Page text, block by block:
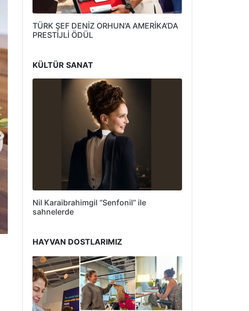
TÜRK ŞEF DENİZ ORHUN’A AMERİKA’DA
PRESTİJLİ ÖDÜL
KÜLTÜR SANAT
Nil Karaibrahimgil “Senfonil” ile
sahnelerde
HAYVAN DOSTLARIMIZ